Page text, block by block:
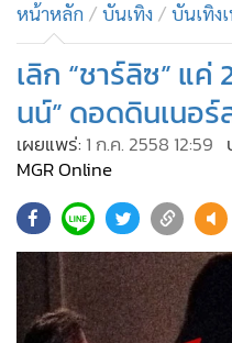
• บันเทิง
ผู้จัดการรายวัน
• คอลัมนิสต์
• ละคร
• CbizReview
• ผู้จัดกวน
•
Good health & Well-
•
Green Innovation & SD
Management & HR
หน้าหลัก บันเทิง บันเทิง
เลิก “ชาร์ลิซ” แ
นน์” ดอดดินเนอร์
เผยแพร่: 1 ก.ค. 2558 12:59
MGR Online